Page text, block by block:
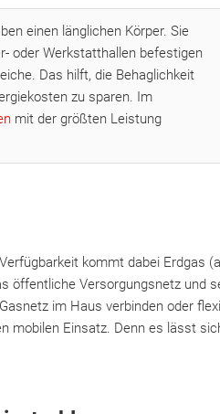
einen länglichen Körper. Sie
oder Werkstatthallen befestigen
Das hilft, die Behaglichkeit
zu sparen. Im
mit der größten Leistung
kommt dabei Erdgas
öffentliche Versorgungsnetz und
im Haus verbinden oder
mobilen Einsatz. Denn es lässt